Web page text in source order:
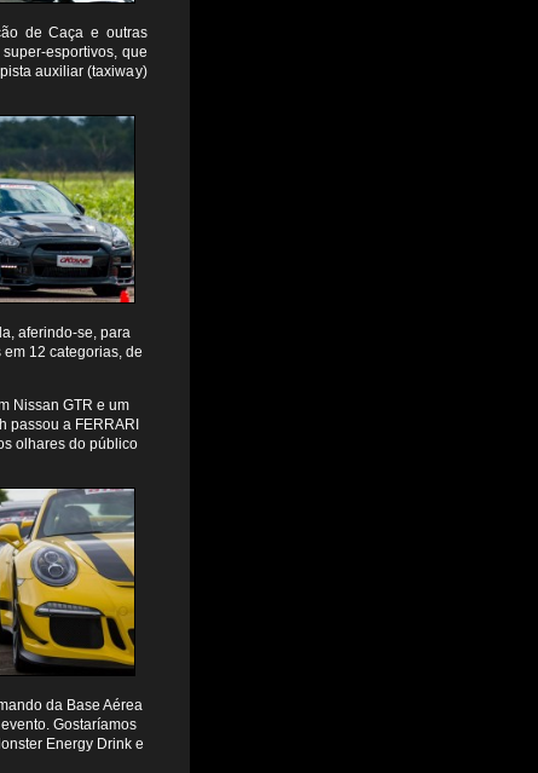
de Caça e outras
esportivos, que
auxiliar (taxiway)
aferindo-se, para
12 categorias, de
Nissan GTR e um
passou a FERRARI
olhares do público
da Base Aérea
Gostaríamos
Energy Drink e